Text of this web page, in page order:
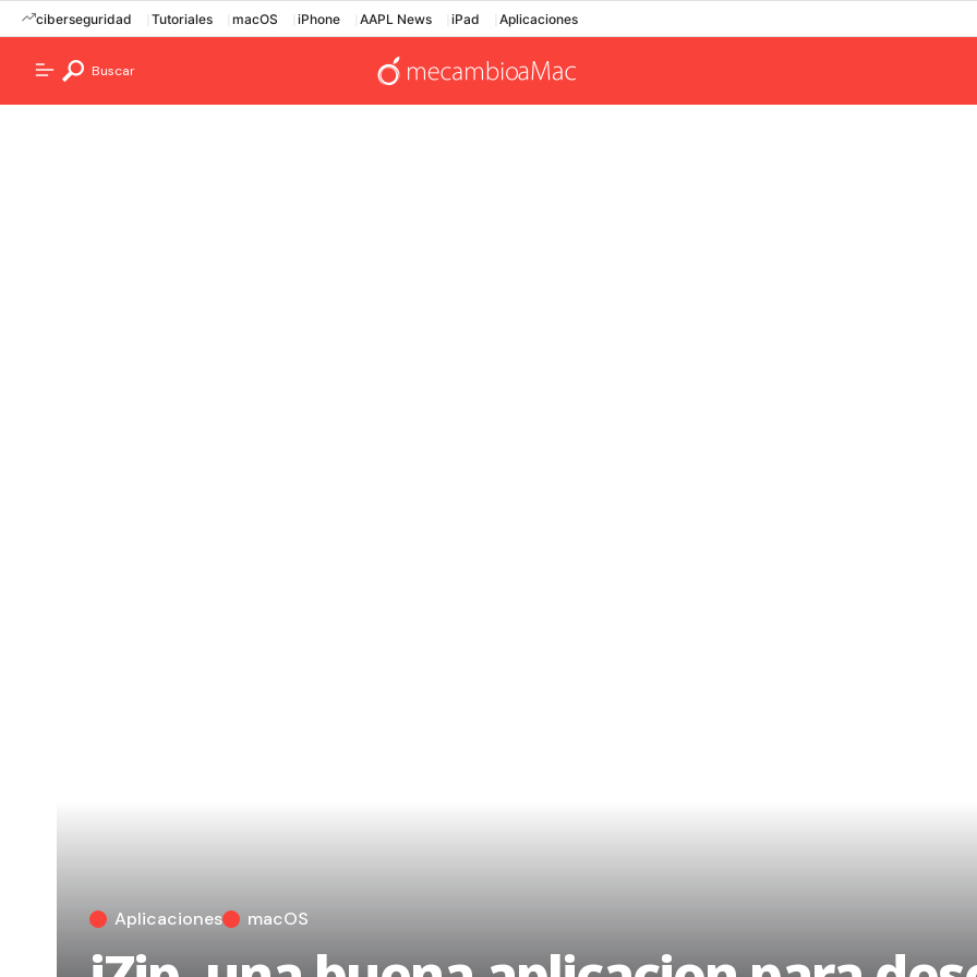
ciberseguridad Tutoriales macOS iPhone AAPL News iPad Aplicaciones
Buscar
Aplicaciones macOS